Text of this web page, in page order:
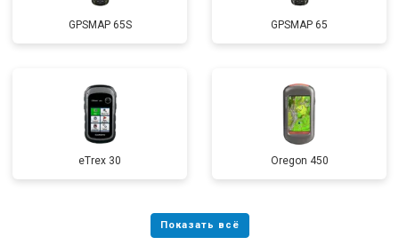
GPSMAP 65S GPSMAP 65
eTrex 30 Oregon 450